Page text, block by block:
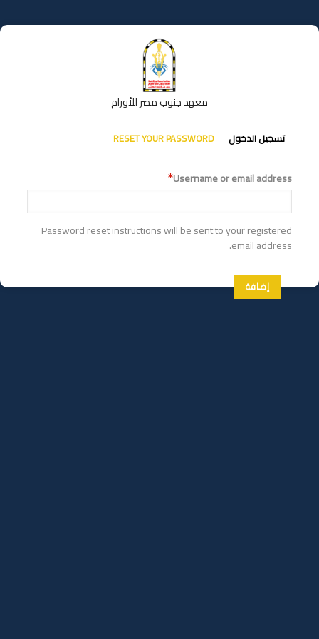
إلى
المحتوى
معهد جنوب مصر للأورام
التبويبات
الأساسية
تسجيل الدخول RESET YOUR PASSWORD
Username or email address
Password reset instructions will be sent to your registered
email address.